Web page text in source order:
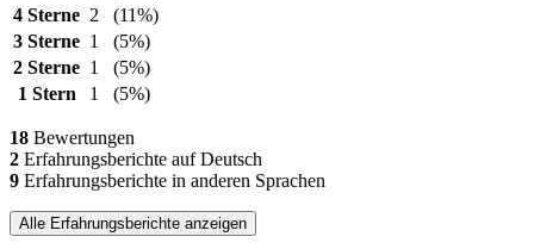
4 Sterne 2
(11%)
3 Sterne 1
(5%)
2 Sterne 1
(5%)
1 Stern
1 (5%)
18 Bewertungen
2 Erfahrungsberichte auf Deutsch
9 Erfahrungsberichte in anderen Sprachen
Alle Erfahrungsberichte anzeigen